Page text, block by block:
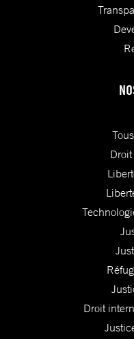
Droit